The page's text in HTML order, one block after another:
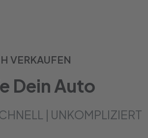
VERKAUFEN
Dein Auto
| UNKOMPLIZIERT